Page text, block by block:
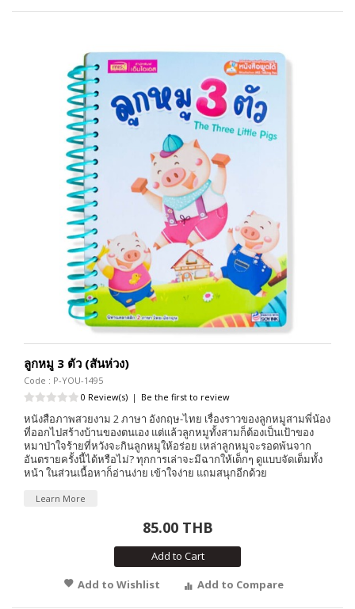
ลูกหมู 3 ตัว (สันห่วง)
Code : P-YOU-1495
0 Review(s) | Be the first to review
หนังสือภาพสวยงาม 2 ภาษา อังกฤษ-ไทย เรื่องราวของลูกหมูสามพี่น้อง
ที่ออกไปสร้างบ้านของตนเอง แต่แล้วลูกหมูทั้งสามก็ต้องเป็นเป้าของ
หมาป่าใจร้ายที่หวังจะกินลูกหมูให้อร่อย เหล่าลูกหมูจะรอดพ้นจาก
อันตรายครั้งนี้ได้หรือไม่? ทุกการเล่าจะมีฉากให้เด็กๆ ดูแบบจัดเต็มทั้ง
หน้า ในส่วนเนื้อหาก็อ่านง่าย เข้าใจง่าย แถมสนุกอีกด้วย
Learn More
85.00 THB
Add to Cart
Add to Wishlist
Add to Compare